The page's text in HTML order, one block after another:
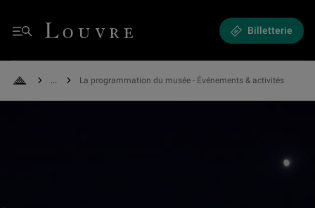
Menu
Louvre - Retour à l'accueil Billetterie
Retour à l'accueil
See all breadcrumbs
La programmation du musée - Événements & activités